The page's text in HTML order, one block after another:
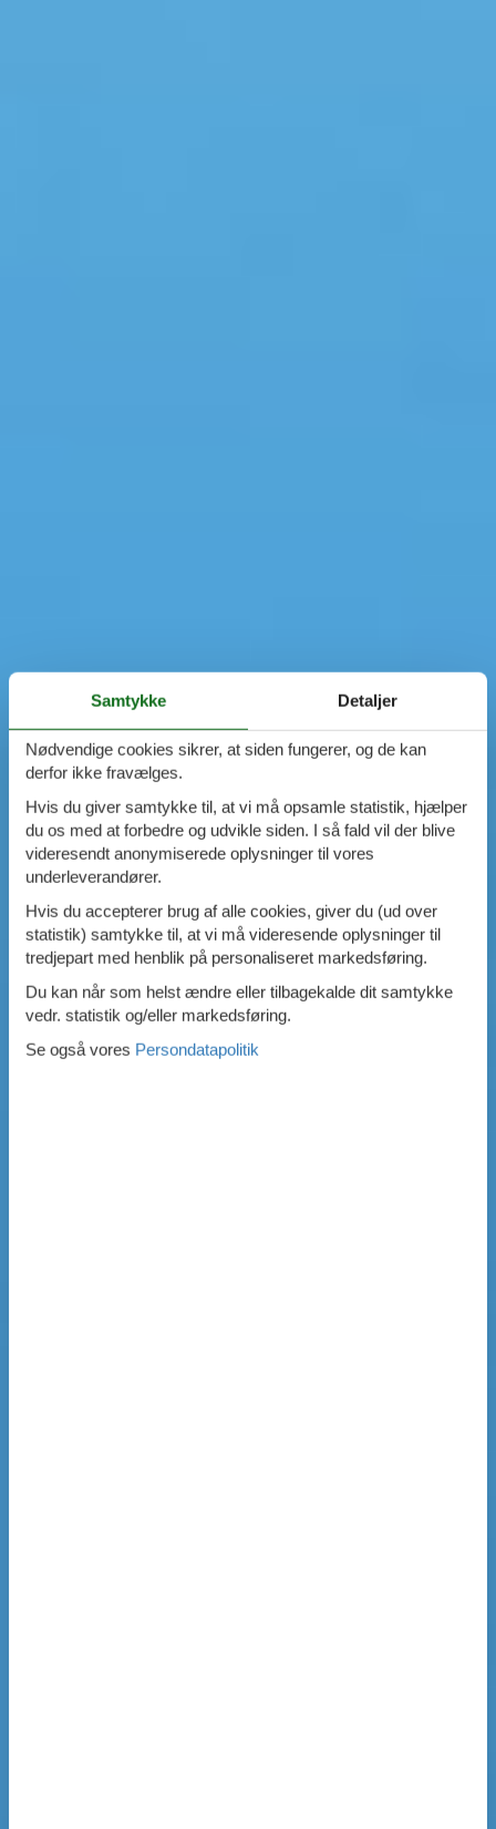
Samtykke Detaljer
Nødvendige cookies sikrer, at siden fungerer, og de kan
derfor ikke fravælges.
Hvis du giver samtykke til, at vi må opsamle statistik, hjælper
du os med at forbedre og udvikle siden. I så fald vil der blive
videresendt anonymiserede oplysninger til vores
underleverandører.
Hvis du accepterer brug af alle cookies, giver du (ud over
statistik) samtykke til, at vi må videresende oplysninger til
tredjepart med henblik på personaliseret markedsføring.
Du kan når som helst ændre eller tilbagekalde dit samtykke
vedr. statistik og/eller markedsføring.
Se også vores Persondatapolitik